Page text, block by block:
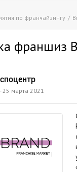
по франчайзингу
франшиз
25 марта 2021